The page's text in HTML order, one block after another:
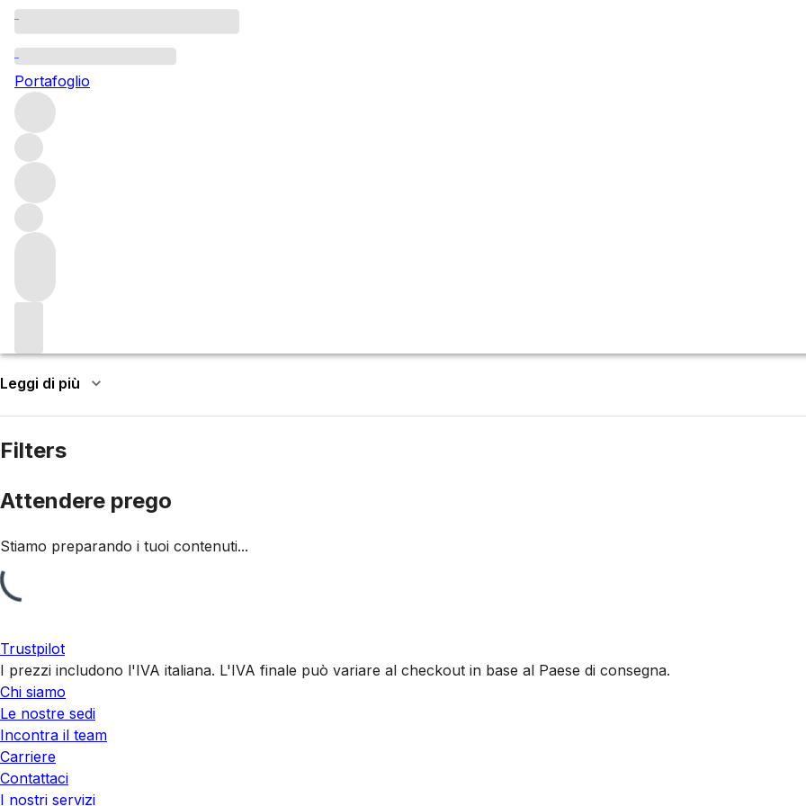
Portafoglio
Château L’If
Known for his tiny, iconic Pomerol estate Le Pin, Jacques Thienpont purchased this estate in Saint-Emilion in 2010.
positioned close to Troplong Mondot – is rapidly becoming as sought-after as its sibling.
Di più su L'If
More about L’If
Jacques Thienpont, proprietario di Le Pin, acquistò questa tenuta di Saint-Émilion nel 2010. Qui, i vini erano stati
Leggi di più
Filters
Attendere prego
Stiamo preparando i tuoi contenuti...
Trustpilot
I prezzi includono l'IVA italiana. L'IVA finale può variare al checkout in base al Paese di consegna.
Chi siamo
Le nostre sedi
Incontra il team
Carriere
Contattaci
I nostri servizi